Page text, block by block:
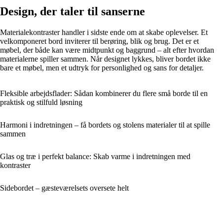
Design, der taler til sanserne
Materialekontraster handler i sidste ende om at skabe oplevelser. Et
velkomponeret bord inviterer til berøring, blik og brug. Det er et
møbel, der både kan være midtpunkt og baggrund – alt efter hvordan
materialerne spiller sammen. Når designet lykkes, bliver bordet ikke
bare et møbel, men et udtryk for personlighed og sans for detaljer.
Fleksible arbejdsflader: Sådan kombinerer du flere små borde til en
praktisk og stilfuld løsning
Harmoni i indretningen – få bordets og stolens materialer til at spille
sammen
Glas og træ i perfekt balance: Skab varme i indretningen med
kontraster
Sidebordet – gæsteværelsets oversete helt